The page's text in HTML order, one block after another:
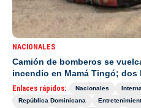
NACIONALES
Camión de bomberos se
incendio en Mamá Tingó;
Enlaces rápidos: Nacionales
República Dominicana